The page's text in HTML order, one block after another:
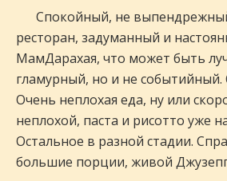
Спокойный, не
ресторан, задуманный и
МамДарахая, что может быть
гламурный, но и не
Очень неплохая еда, ну или
неплохой, паста и рисотто уже
Остальное в разной стадии.
большие порции, живой